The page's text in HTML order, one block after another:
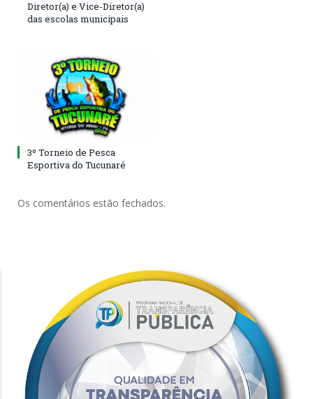
Diretor(a) e Vice-Diretor(a)
das escolas municipais
3º Torneio de Pesca
Esportiva do Tucunaré
Os comentários estão fechados.